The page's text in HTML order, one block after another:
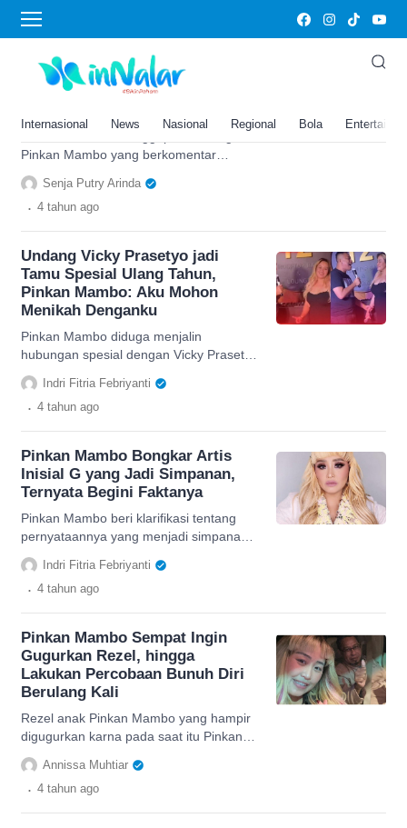
Internasional News Nasional Regional Bola
Pinkan Mambo
Iis Dahlia Berikan Tanggapan
dan Tertawakan Tingkah Pinkan
Pinkan Mambo yang berkomentar
tentang artis yang merupakan temannya,
simak kelanjutannya disini
Senja Putry Arinda
. 4 tahun ago
Undang Vicky Prasetyo jadi
Tamu Spesial Ulang Tahun,
Pinkan Mambo: Aku Mohon
Menikah Denganku
Pinkan Mambo diduga menjalin
hubungan spesial dengan Vicky Prasetyo
pasca terlihat menjenguk di rumah sakit
sampai jadi tamu ulang tahun
Indri Fitria Febriyanti
. 4 tahun ago
Pinkan Mambo Bongkar Artis
Inisial G yang Jadi Simpanan,
Ternyata Begini Faktanya
Pinkan Mambo beri klarifikasi tentang
pernyataannya yang menjadi simpanan
artis inisial G, dimulai awal pertemuan
hingga sekarang
Indri Fitria Febriyanti
. 4 tahun ago
Pinkan Mambo Sempat Ingin
Gugurkan Rezel, hingga
Lakukan Percobaan Bunuh Diri
Berulang Kali
Rezel anak Pinkan Mambo yang hampir
digugurkan karna pada saat itu Pinkan
berumur 17 tahun. Pinkan juga sempat
melakukan percobaan
Annissa Muhtiar
. 4 tahun ago